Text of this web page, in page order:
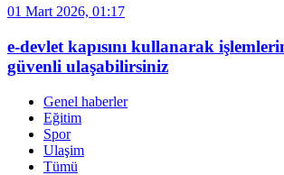
01 Mart 2026, 01:17
e-devlet kapısını kullanarak
güvenli ulaşabilirsiniz
Genel haberler
Eğitim
Spor
Ulaşim
Tümü